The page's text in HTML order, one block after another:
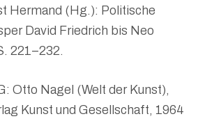
Hermand (Hg.): Politische
David Friedrich bis Neo
221–232.
Otto Nagel (Welt der Kunst),
Kunst und Gesellschaft, 1964